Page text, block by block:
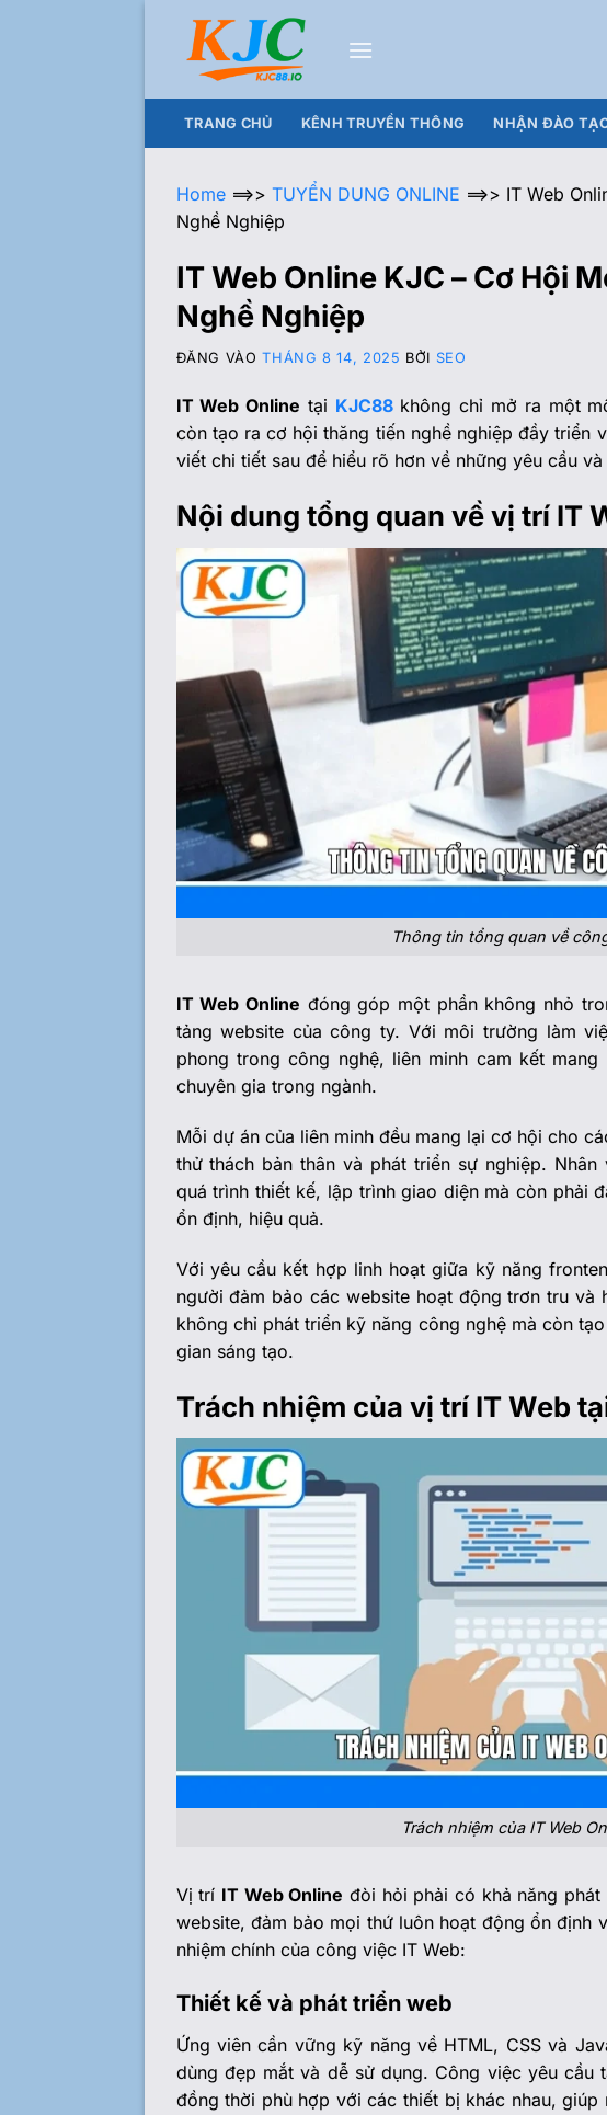
TRANG CHỦ KÊNH TRUYỀN THÔNG NHẬN ĐÀO
Home==>> TUYỂN DUNG ONLINE ==>> IT Web
Nghề Nghiệp
IT Web Online KJC – Cơ Hội
Nghề Nghiệp
ĐĂNG VÀOTHÁNG 8 14, 2025 BỞI SEO
IT Web Online tại KJC88không chỉ mở ra một
còn tạo ra cơ hội thăng tiến nghề nghiệp đầy triển
viết chi tiết sau để hiểu rõ hơn về những yêu cầu
Nội dung tổng quan về vị trí IT
Thông tin tổng quan về
IT Web Online đóng góp một phần không nhỏ
tảng website của công ty. Với môi trường làm
phong trong công nghệ, liên minh cam kết
chuyên gia trong ngành.
Mỗi dự án của liên minh đều mang lại cơ hội cho
thử thách bản thân và phát triển sự nghiệp.
quá trình thiết kế, lập trình giao diện mà còn phải
ổn định, hiệu quả.
Với yêu cầu kết hợp linh hoạt giữa kỹ năng
người đảm bảo các website hoạt động trơn tru và
không chỉ phát triển kỹ năng công nghệ mà còn
gian sáng tạo.
Trách nhiệm của vị trí IT Web
Trách nhiệm của IT Web
Vị trí IT Web Online đòi hỏi phải có khả năng
website, đảm bảo mọi thứ luôn hoạt động ổn định
nhiệm chính của công việc IT Web:
Thiết kế và phát triển web
Ứng viên cần vững kỹ năng về HTML, CSS và
dùng đẹp mắt và dễ sử dụng. Công việc yêu cầu
đồng thời phù hợp với các thiết bị khác nhau,